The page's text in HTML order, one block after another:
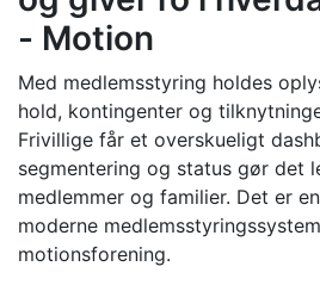
- Motion
Med medlemsstyring holdes
hold, kontingenter og
Frivillige får et overskueligt
segmentering og status gør det
medlemmer og familier. Det er
moderne
motionsforening.